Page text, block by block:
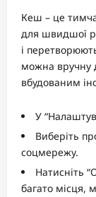
Кеш – це
для швидшої
і
можна вручну
вбудованим
У
Виберіть
соцмережу.
Натисніть
багато місця,